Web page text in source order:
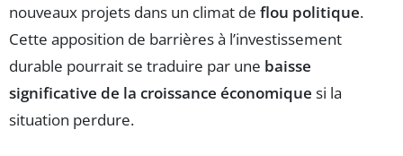
nouveaux projets dans un climat de flou politique.
Cette apposition de barrières à l’investissement
durable pourrait se traduire par une baisse
significative de la croissance économique si la
situation perdure.